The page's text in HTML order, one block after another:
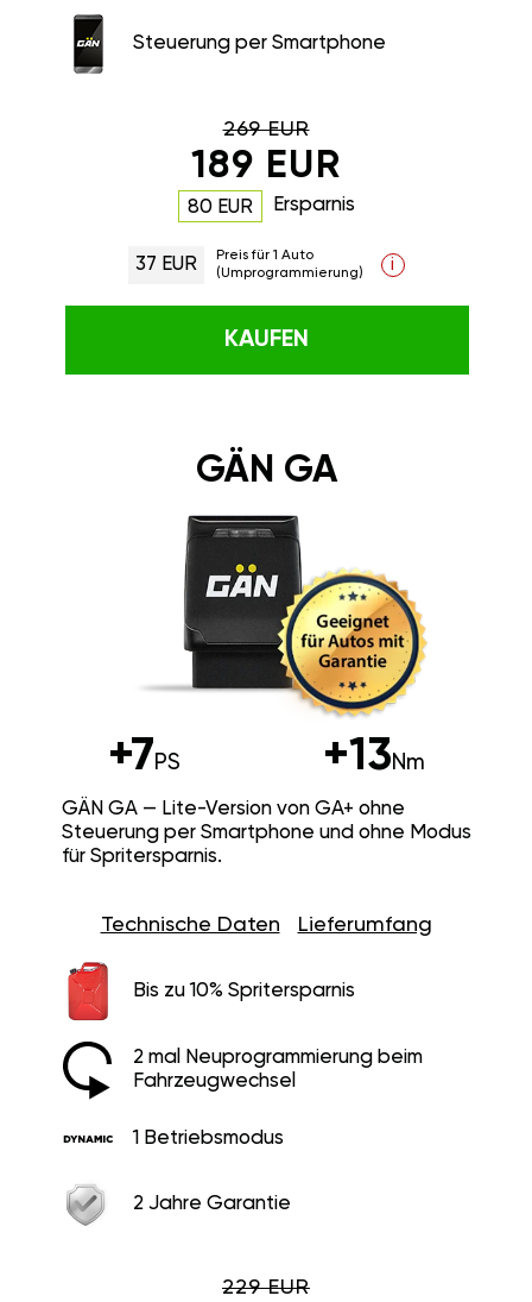
Steuerung per Smartphone
269 EUR
189 EUR
80 EUR Ersparnis
37 EUR
Preis für 1 Auto
(Umprogrammierung)
i
KAUFEN
GÄN GA
+7PS +13Nm
GÄN GA — Lite-Version von GA+ ohne
Steuerung per Smartphone und ohne Modus
für Spritersparnis.
Technische Daten Lieferumfang
Bis zu 10% Spritersparnis
2 mal Neuprogrammierung beim
Fahrzeugwechsel
1 Betriebsmodus
2 Jahre Garantie
229 EUR